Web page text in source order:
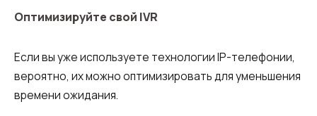
Оптимизируйте свой IVR
Если вы уже используете технологии IP-телефонии,
вероятно, их можно оптимизировать для уменьшения
времени ожидания.